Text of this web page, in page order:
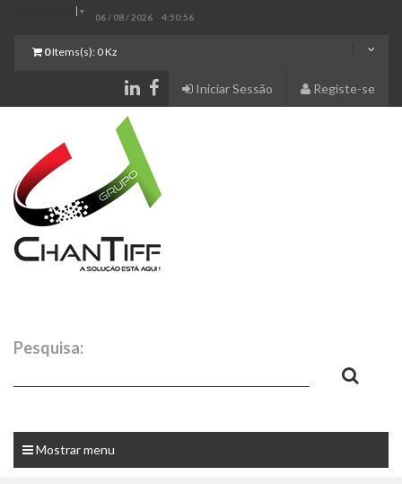
▼
06 / 08 / 2026 4:50:57
0Items(s): 0 Kz
Registe-se
Iniciar Sessão
Pesquisa:
Mostrar menu